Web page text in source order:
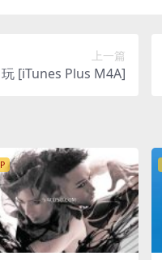
上一篇
[iTunes Plus M4A]